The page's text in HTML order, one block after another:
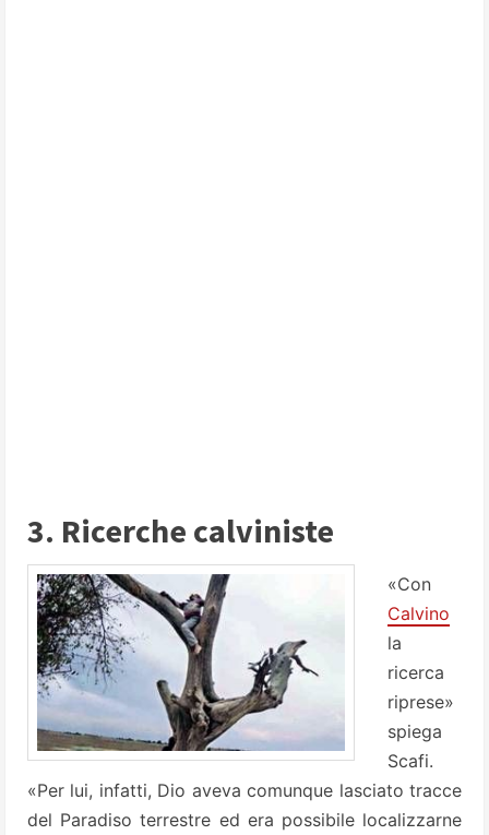
3. Ricerche calviniste
«Con
Calvino
la
ricerca
riprese»
spiega
Scafi.
«Per lui, infatti, Dio aveva comunque lasciato tracce
del Paradiso terrestre ed era possibile localizzarne